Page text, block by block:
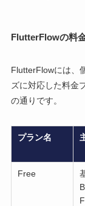
FlutterFlowの料
FlutterFlowには、
ズに対応した料金
の通りです。
プラン名
Free